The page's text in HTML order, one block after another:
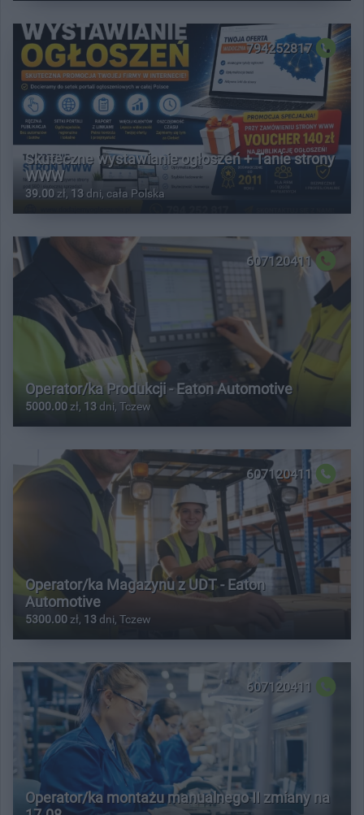
794252817
Skuteczne wystawianie ogłoszeń + Tanie strony
WWW
39.00 zł, 13 dni, cała Polska
607120411
Operator/ka Produkcji - Eaton Automotive
5000.00 zł, 13 dni, Tczew
607120411
Operator/ka Magazynu z UDT - Eaton
Automotive
5300.00 zł, 13 dni, Tczew
607120411
Operator/ka montażu manualnego II zmiany na